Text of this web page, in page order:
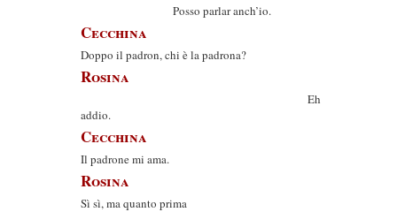
Posso parlar anch’io.
Cecchina
Doppo il padron, chi è la padrona?
Rosina
Eh
addio.
Cecchina
Il padrone mi ama.
Rosina
Sì sì, ma quanto prima